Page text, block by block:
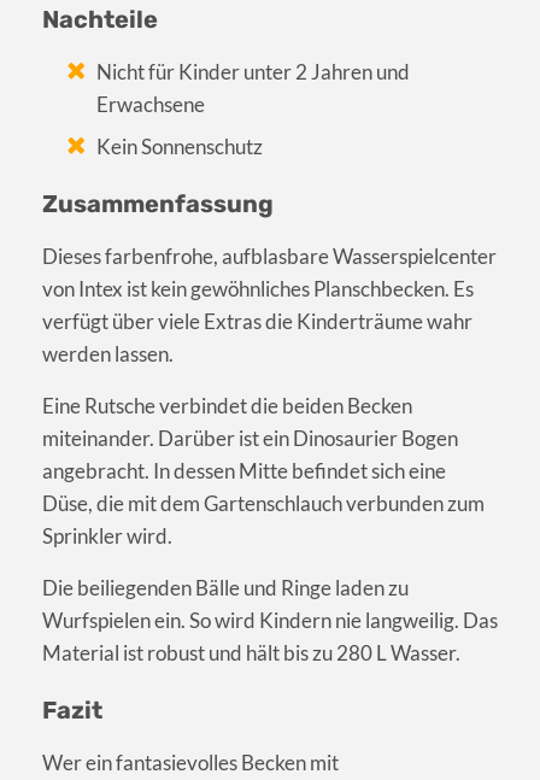
Nachteile
Nicht für Kinder unter 2 Jahren und
Erwachsene
Kein Sonnenschutz
Zusammenfassung
Dieses farbenfrohe, aufblasbare Wasserspielcenter
von Intex ist kein gewöhnliches Planschbecken. Es
verfügt über viele Extras die Kinderträume wahr
werden lassen.
Eine Rutsche verbindet die beiden Becken
miteinander. Darüber ist ein Dinosaurier Bogen
angebracht. In dessen Mitte befindet sich eine
Düse, die mit dem Gartenschlauch verbunden zum
Sprinkler wird.
Die beiliegenden Bälle und Ringe laden zu
Wurfspielen ein. So wird Kindern nie langweilig. Das
Material ist robust und hält bis zu 280 L Wasser.
Fazit
Wer ein fantasievolles Becken mit